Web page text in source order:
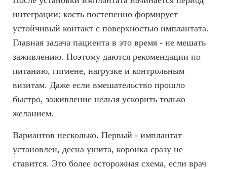
интеграции: кость постепенно формирует
устойчивый контакт с поверхностью имплантата.
Главная задача пациента в это время - не мешать
заживлению. Поэтому даются рекомендации по
питанию, гигиене, нагрузке и контрольным
визитам. Даже если вмешательство прошло
быстро, заживление нельзя ускорить только
желанием.
Вариантов несколько. Первый - имплантат
установлен, десна ушита, коронка сразу не
ставится. Это более осторожная схема, если врач